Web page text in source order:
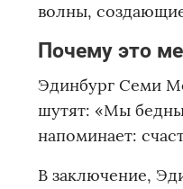
волны,
Почему это
Эдинбург Семи
шутят: «Мы бедны
напоминает:
В заключение,